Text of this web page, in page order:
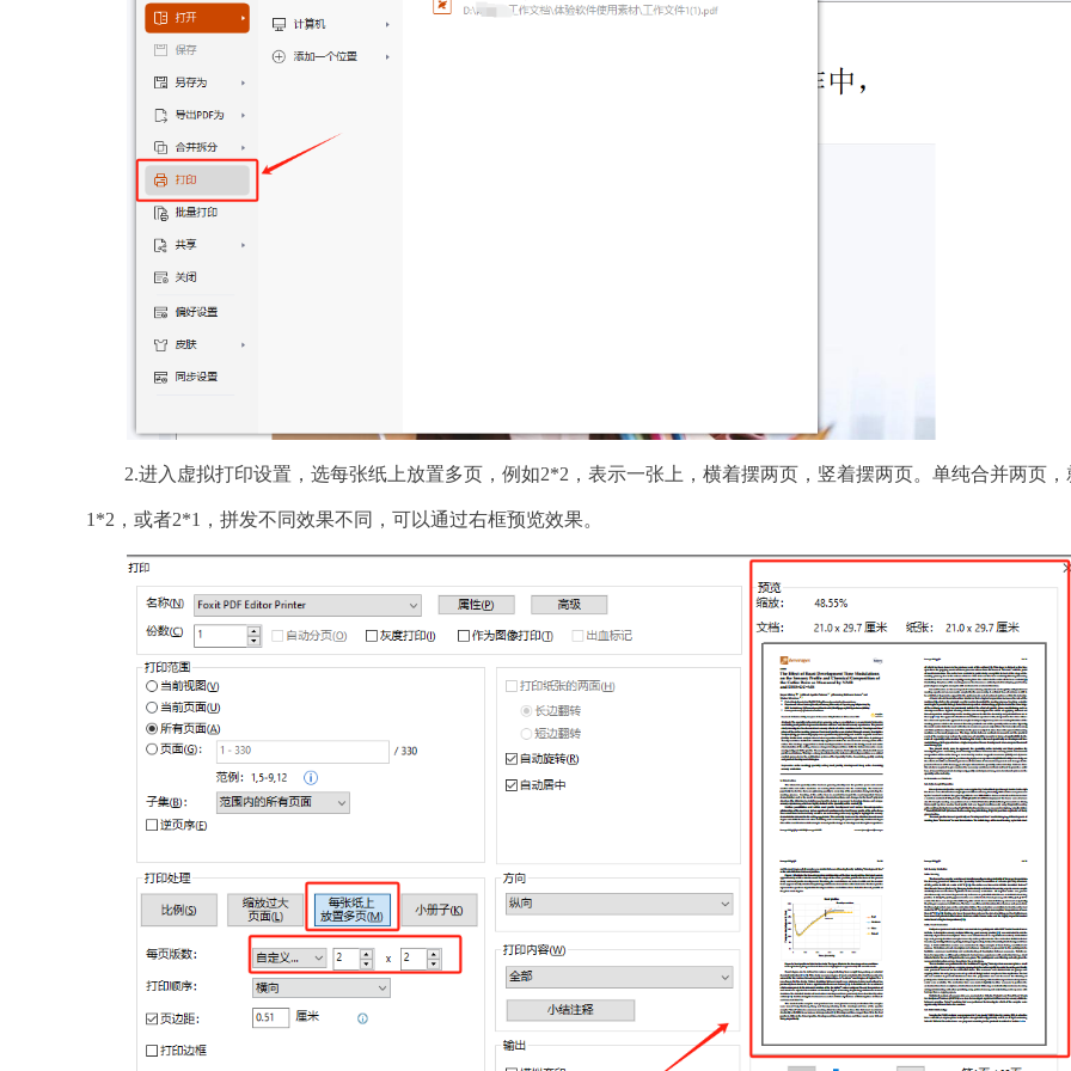
2.进入虚拟打印设置，选每张纸上放置多页，例如2*2，表示一张上，横着摆两页，竖着摆两页。单纯合并两页，
1*2，或者2*1，拼发不同效果不同，可以通过右框预览效果。